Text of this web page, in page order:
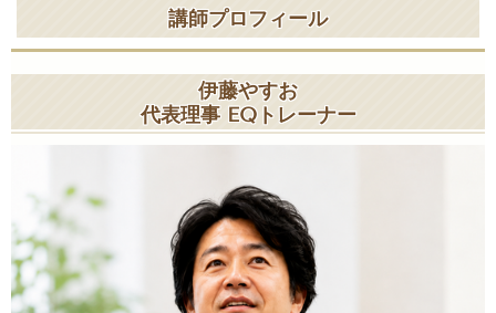
講師プロフィール
伊藤やすお
代表理事 EQトレーナー